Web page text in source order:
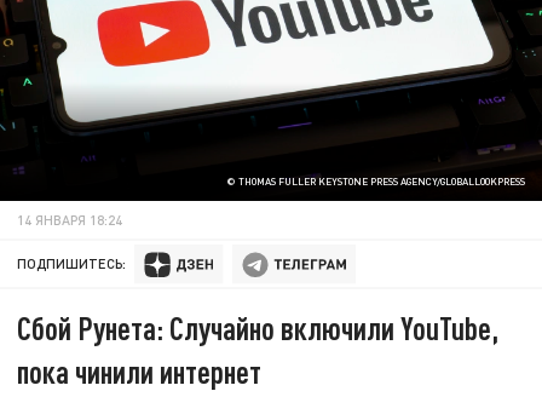
© THOMAS FULLER KEYSTONE PRESS AGENCY/GLOBALLOOKPRESS
14 ЯНВАРЯ 18:24
ПОДПИШИТЕСЬ:
Сбой Рунета: Случайно включили YouTube,
пока чинили интернет